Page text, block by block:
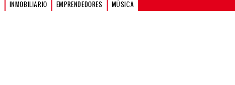
INMOBILIARIO EMPRENDEDORES MÚSICA